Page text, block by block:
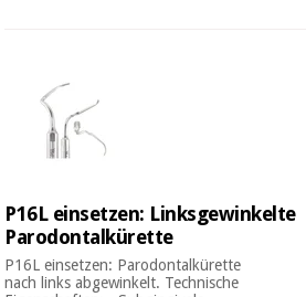
P16L einsetzen: Linksgewinkelte
Parodontalkürette
P16L einsetzen: Parodontalkürette
nach links abgewinkelt. Technische